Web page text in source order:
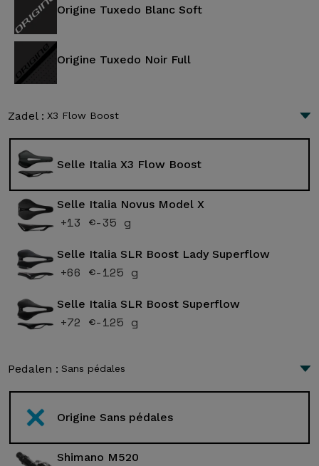
Origine Tuxedo Blanc Soft
Origine Tuxedo Noir Full
Zadel : X3 Flow Boost
Selle Italia X3 Flow Boost
Selle Italia Novus Model X
+13 €-35 g
Selle Italia SLR Boost Lady Superflow
+66 €-125 g
Selle Italia SLR Boost Superflow
+72 €-125 g
Pedalen : Sans pédales
Origine Sans pédales
Shimano M520